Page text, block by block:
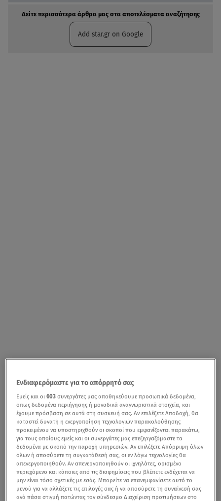
Δείτε περισσότερα άρθρα μας στα αποτελέσματα αναζήτησης
Add star.gr on Google
Ενδιαφερόμαστε για το απόρρητό σας
Εμείς και οι603 συνεργάτες μας αποθηκεύουμε προσωπικά δεδομένα,
όπως δεδομένα περιήγησης ή μοναδικά αναγνωριστικά στοιχεία, και
έχουμε πρόσβαση σε αυτά στη συσκευή σας. Αν επιλέξετε Αποδοχή, θα
καταστεί δυνατή η ενεργοποίηση τεχνολογιών παρακολούθησης
προκειμένου να υποστηριχθούν οι σκοποί που εμφανίζονται παρακάτω,
για τους οποίους εμείς και οι συνεργάτες μας επεξεργαζόμαστε τα
δεδομένα με σκοπό την παροχή υπηρεσιών. Αν επιλέξετε Απόρριψη όλων
όλων ή αποσύρετε τη συγκατάθεσή σας, οι εν λόγω τεχνολογίες θα
απενεργοποιηθούν. Αν απενεργοποιηθούν οι ιχνηλάτες, ορισμένο
περιεχόμενο και κάποιες από τις διαφημίσεις που βλέπετε ενδέχεται να
μην είναι τόσο σχετικές με εσάς. Μπορείτε να επανεμφανίσετε αυτό το
μενού για να αλλάξετε τις επιλογές σας ή να αποσύρετε τη συναίνεσή σας
ανά πάσα στιγμή πατώντας τον σύνδεσμο Διαχείριση προτιμήσεων στο